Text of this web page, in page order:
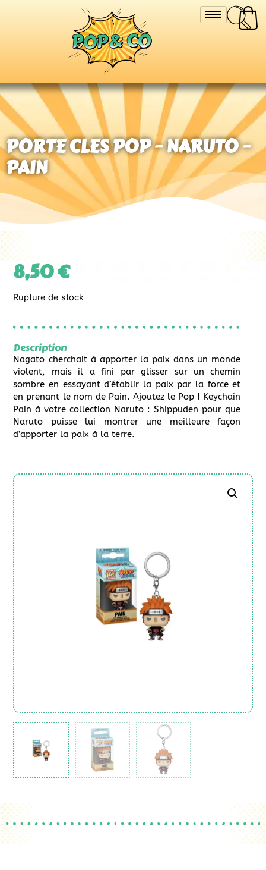
PORTE CLES POP – NARUTO –
PAIN
8,50€
Rupture de stock
Description
Nagato cherchait à apporter la paix dans un monde
violent, mais il a fini par glisser sur un chemin
sombre en essayant d’établir la paix par la force et
en prenant le nom de Pain. Ajoutez le Pop ! Keychain
Pain à votre collection Naruto : Shippuden pour que
Naruto puisse lui montrer une meilleure façon
d’apporter la paix à la terre.